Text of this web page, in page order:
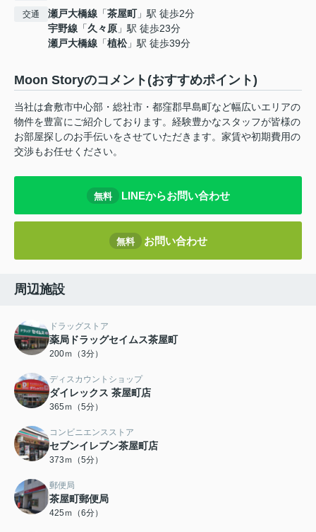
交通 瀬戸大橋線 「茶屋町」駅 徒歩2分
宇野線 「久々原 」駅 徒歩23分
瀬戸大橋線 「植松」駅 徒歩39分
Moon Storyのコメント(おすすめポイント)
当社は倉敷市中心部・総社市・都窪郡早島町など幅広いエリアの
物件を豊富にご紹介しております。経験豊かなスタッフが皆様の
お部屋探しのお手伝いをさせていただきます。家賃や初期費用の
交渉もお任せください。
無料 LINEからお問い合わせ
無料 お問い合わせ
周辺施設
ドラッグストア
薬局ドラッグセイムス茶屋町
200ｍ（3分）
ディスカウントショップ
ダイレックス 茶屋町店
365ｍ（5分）
コンビニエンスストア
セブンイレブン茶屋町店
373ｍ（5分）
郵便局
茶屋町郵便局
425ｍ（6分）